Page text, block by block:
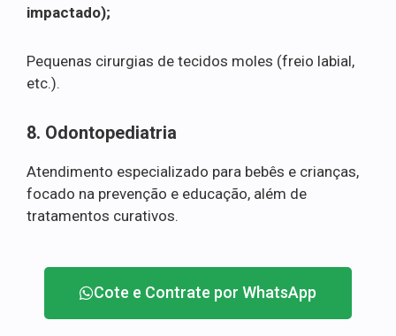
impactado);
Pequenas cirurgias de tecidos moles (freio labial,
etc.).
8. Odontopediatria
Atendimento especializado para bebês e crianças,
focado na prevenção e educação, além de
tratamentos curativos.
Cote e Contrate por WhatsApp